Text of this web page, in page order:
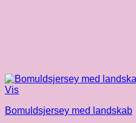
Vis
Bomuldsjersey med landskab